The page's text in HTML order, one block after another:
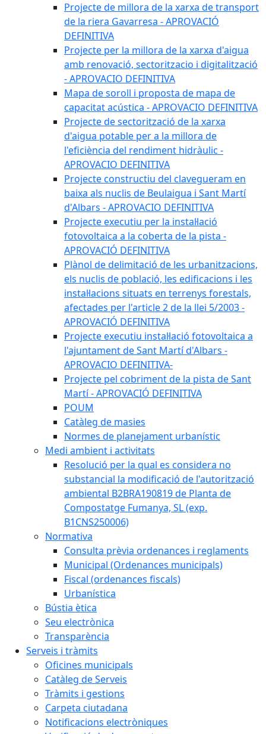
Projecte de millora de la xarxa de transport
de la riera Gavarresa - APROVACIÓ
DEFINITIVA
Projecte per la millora de la xarxa d'aigua
amb renovació, sectoritzacio i digitalització
- APROVACIO DEFINITIVA
Mapa de soroll i proposta de mapa de
capacitat acústica - APROVACIO DEFINITIVA
Projecte de sectorització de la xarxa
d'aigua potable per a la millora de
l'eficiència del rendiment hidràulic -
APROVACIO DEFINITIVA
Projecte constructiu del clavegueram en
baixa als nuclis de Beulaigua i Sant Martí
d'Albars - APROVACIO DEFINITIVA
Projecte executiu per la instal·lació
fotovoltaica a la coberta de la pista -
APROVACIÓ DEFINITIVA
Plànol de delimitació de les urbanitzacions,
els nuclis de població, les edificacions i les
instal·lacions situats en terrenys forestals,
afectades per l'article 2 de la llei 5/2003 -
APROVACIÓ DEFINITIVA
Projecte executiu instal·lació fotovoltaica a
l'ajuntament de Sant Martí d'Albars -
APROVACIO DEFINITIVA-
Projecte pel cobriment de la pista de Sant
Martí - APROVACIÓ DEFINITIVA
POUM
Catàleg de masies
Normes de planejament urbanístic
Medi ambient i activitats
Resolució per la qual es considera no
substancial la modificació de l'autorització
ambiental B2BRA190819 de Planta de
Compostatge Fumanya, SL (exp.
B1CNS250006)
Normativa
Consulta prèvia ordenances i reglaments
Municipal (Ordenances municipals)
Fiscal (ordenances fiscals)
Urbanística
Bústia ètica
Seu electrònica
Transparència
Serveis i tràmits
Oficines municipals
Catàleg de Serveis
Tràmits i gestions
Carpeta ciutadana
Notificacions electròniques